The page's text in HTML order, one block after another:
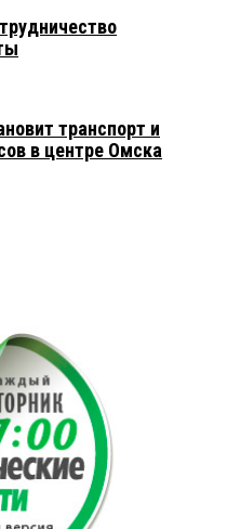
транспорт и
в центре Омска